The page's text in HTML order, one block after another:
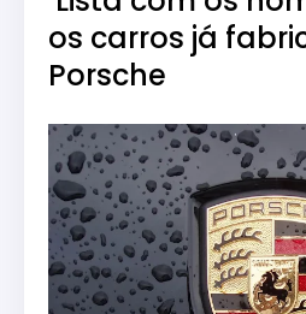
os carros já
Porsche